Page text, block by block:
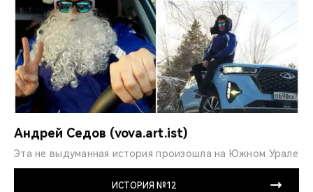
Андрей Седов (vova.art.ist)
Эта не выдуманная ис­тория произошла на Южном Урале
ИСТОРИЯ №12